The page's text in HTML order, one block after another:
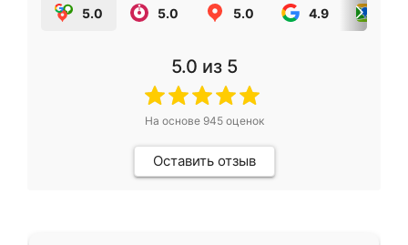
5.0 5.0 5.0 4.9
5.0 из 5
На основе 945оценок
Оставить отзыв